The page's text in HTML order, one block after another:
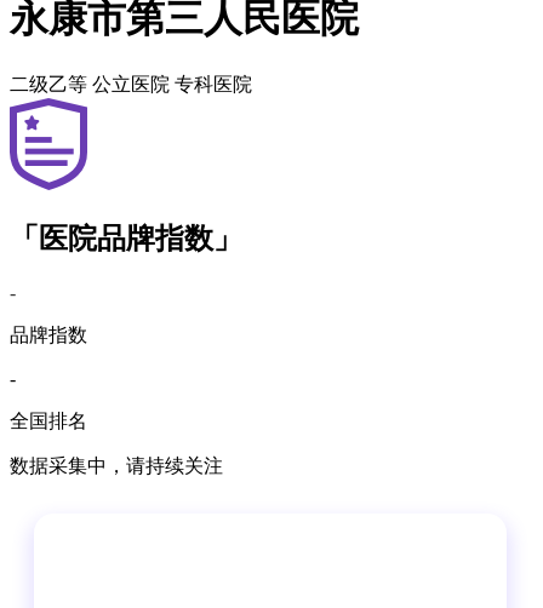
永康市第三人民医院
二级乙等 公立医院 专科医院
「医院品牌指数」
-
品牌指数
-
全国排名
数据采集中，请持续关注